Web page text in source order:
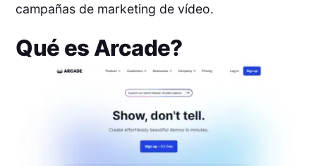
campañas de marketing de vídeo.
Qué esArcade?